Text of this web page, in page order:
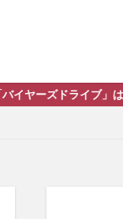
ライブ」はこちら